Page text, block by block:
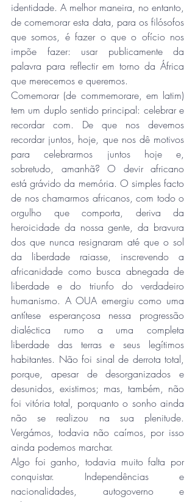
identidade. A melhor maneira, no entanto,
de comemorar esta data, para os filósofos
que somos, é fazer o que o ofício nos
impõe fazer: usar publicamente da
palavra para reflectir em torno da África
que merecemos e queremos.
Comemorar (de commemorare, em latim)
tem um duplo sentido principal: celebrar e
recordar com. De que nos devemos
recordar juntos, hoje, que nos dê motivos
para celebrarmos juntos hoje e,
sobretudo, amanhã? O devir africano
está grávido da memória. O simples facto
de nos chamarmos africanos, com todo o
orgulho que comporta, deriva da
heroicidade da nossa gente, da bravura
dos que nunca resignaram até que o sol
da liberdade raiasse, inscrevendo a
africanidade como busca abnegada de
liberdade e do triunfo do verdadeiro
humanismo. A OUA emergiu como uma
antítese esperançosa nessa progressão
dialéctica rumo a uma completa
liberdade das terras e seus legítimos
habitantes. Não foi sinal de derrota total,
porque, apesar de desorganizados e
desunidos, existimos; mas, também, não
foi vitória total, porquanto o sonho ainda
não se realizou na sua plenitude.
Vergámos, todavia não caímos, por isso
ainda podemos marchar.
Algo foi ganho, todavia muito falta por
conquistar. Independências e
nacionalidades, autogoverno e